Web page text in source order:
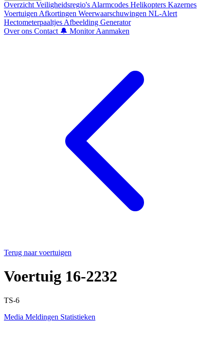
Overzicht Veiligheidsregio's Alarmcodes Helikopters Kazernes
Voertuigen Afkortingen Weerwaarschuwingen NL-Alert
Hectometerpaaltjes Afbeelding Generator
Over ons Contact 🔔 Monitor Aanmaken
Terug naar voertuigen
Voertuig 16-2232
TS-6
Media Meldingen Statistieken